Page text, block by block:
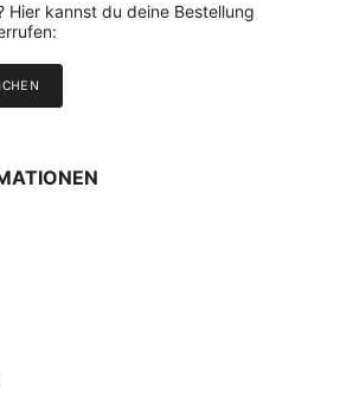
Hier kannst du deine Bestellung